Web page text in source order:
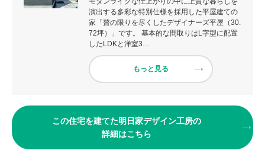
演出する多彩な特別仕様を採用した平屋建ての
家「贅の限りを尽くしたデザイナーズ平屋（30.
72坪）」です。 基本的な間取りはL字型に配置
したLDKと洋室3…
もっと見る
この住宅を建てた明日家デザイン工房の
詳細はこちら